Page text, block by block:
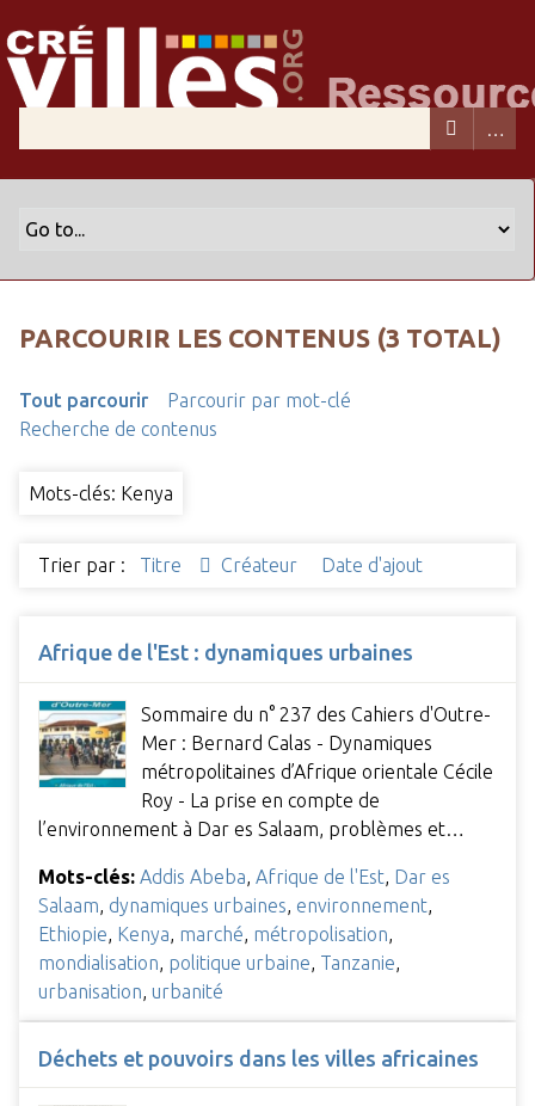
PARCOURIR LES CONTENUS (3 TOTAL)
Tout parcourir
Parcourir par mot-clé
Recherche de contenus
Mots-clés: Kenya
Trier par : Titre Créateur Date d'ajout
Afrique de l'Est : dynamiques urbaines
Sommaire du n° 237 des Cahiers d'Outre-
Mer : Bernard Calas - Dynamiques
métropolitaines d’Afrique orientale Cécile
Roy - La prise en compte de
l’environnement à Dar es Salaam, problèmes et…
Mots-clés: Addis Abeba Afrique de l'Est Dar es
Salaam dynamiques urbaines environnement
Ethiopie Kenya marché métropolisation
mondialisation politique urbaine Tanzanie
urbanisation urbanité
Déchets et pouvoirs dans les villes africaines